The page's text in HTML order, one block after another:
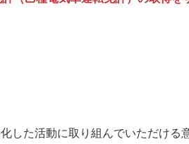
た活動に取り組んでいただける